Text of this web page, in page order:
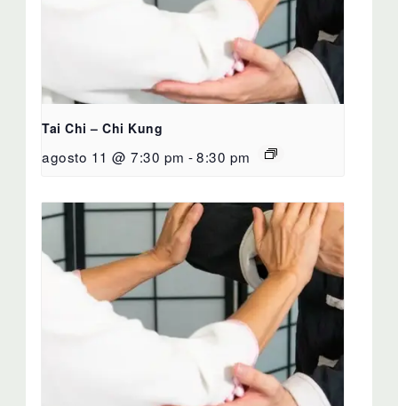
Tai Chi – Chi Kung
agosto 11 @ 7:30 pm -8:30 pm